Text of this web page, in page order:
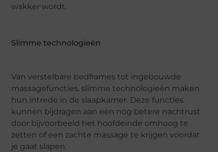
wakker wordt.
Slimme technologieën
Van verstelbare bedframes tot ingebouwde
massagefuncties, slimme technologieën maken
hun intrede in de slaapkamer. Deze functies
kunnen bijdragen aan een nog betere nachtrust
door bijvoorbeeld het hoofdeinde omhoog te
zetten of een zachte massage te krijgen voordat
je gaat slapen.